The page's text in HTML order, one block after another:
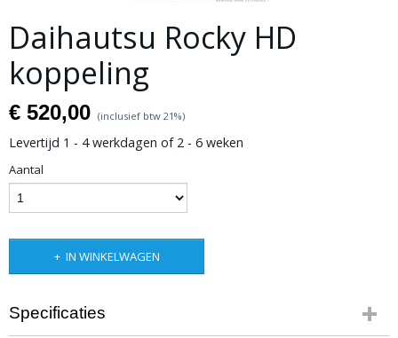
Daihautsu Rocky HD
koppeling
€ 520,00 (inclusief btw 21%)
Levertijd 1 - 4 werkdagen of 2 - 6 weken
Aantal
IN WINKELWAGEN
Specificaties